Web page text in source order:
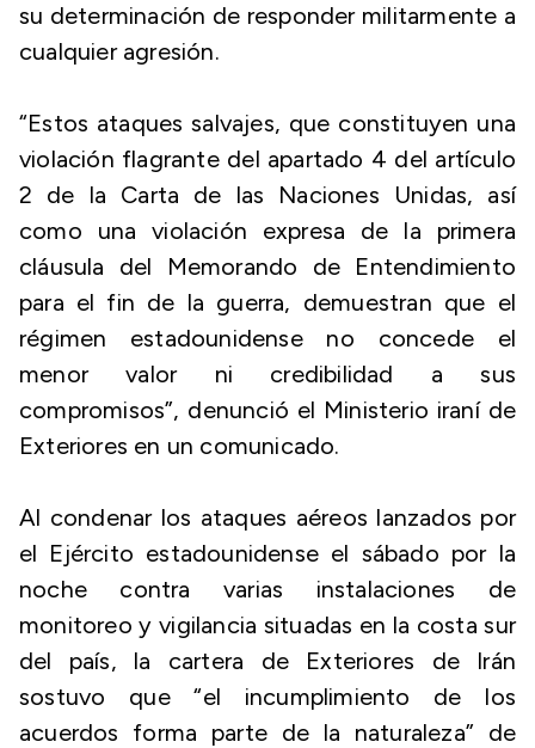
su determinación de responder militarmente a
cualquier agresión.
“Estos ataques salvajes, que constituyen una
violación flagrante del apartado 4 del artículo
2 de la Carta de las Naciones Unidas, así
como una violación expresa de la primera
cláusula del Memorando de Entendimiento
para el fin de la guerra, demuestran que el
régimen estadounidense no concede el
menor valor ni credibilidad a sus
compromisos”, denunció el Ministerio iraní de
Exteriores en un comunicado.
Al condenar los ataques aéreos lanzados por
el Ejército estadounidense el sábado por la
noche contra varias instalaciones de
monitoreo y vigilancia situadas en la costa sur
del país, la cartera de Exteriores de Irán
sostuvo que “el incumplimiento de los
acuerdos forma parte de la naturaleza” de